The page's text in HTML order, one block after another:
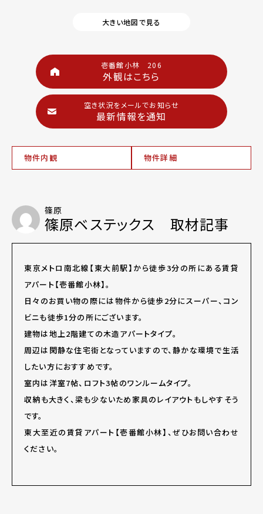
大きい地図で見る
壱番館小林 206
外観はこちら
空き状況をメールでお知らせ
最新情報を通知
物件内観 物件詳細
篠原
篠原ベステックス 取材記事
東京メトロ南北線【東大前駅】から徒歩3分の所にある賃貸
アパート【壱番館小林】。
日々のお買い物の際には物件から徒歩2分にスーパー、コン
ビニも徒歩1分の所にございます。
建物は地上2階建ての木造アパートタイプ。
周辺は閑静な住宅街となっていますので、静かな環境で生活
したい方におすすめです。
室内は洋室7帖、ロフト3帖のワンルームタイプ。
収納も大きく、梁も少ないため家具のレイアウトもしやすそう
です。
東大至近の賃貸アパート【壱番館小林】、ぜひお問い合わせ
ください。